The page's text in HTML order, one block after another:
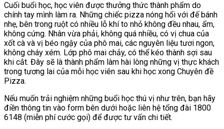
Cuối buổi học, học viên được thưởng thức thành phẩm do
chính tay mình làm ra. Những chiếc pizza nóng hổi với đế bánh
nhẹ, bên trong ruột có nhiều lỗ khí to nhỏ không đều nhau, ẩm,
không cứng. Nhân vừa phải, không quá nhiều, có vị chua của
xốt cà và vị béo ngậy của phô mai, các nguyên liệu tươi ngon,
không cháy xém. Lớp phô mai chảy, có thể kéo thành sợi sau
khi cắt. Đây sẽ là thành phẩm làm hài lòng những vị thực khách
trong tương lai của mỗi học viên sau khi học xong Chuyên đề
Pizza.
Nếu muốn trải nghiệm những buổi học thú vị như trên, bạn hãy
điền thông tin vào form bên dưới hoặc liên hệ tổng đài 1800
6148 (miễn phí cước gọi) để được tư vấn chi tiết.